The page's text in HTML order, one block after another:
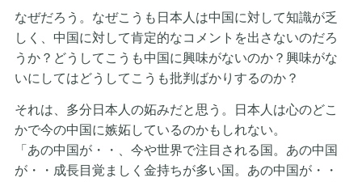
なぜだろう。なぜこうも日本人は中国に対して知識が乏
しく、中国に対して肯定的なコメントを出さないのだろ
うか？どうしてこうも中国に興味がないのか？興味がな
いにしてはどうしてこうも批判ばかりするのか？
それは、多分日本人の妬みだと思う。日本人は心のどこ
かで今の中国に嫉妬しているのかもしれない。
「あの中国が・・、今や世界で注目される国。あの中国
が・・成長目覚ましく金持ちが多い国。あの中国が・・